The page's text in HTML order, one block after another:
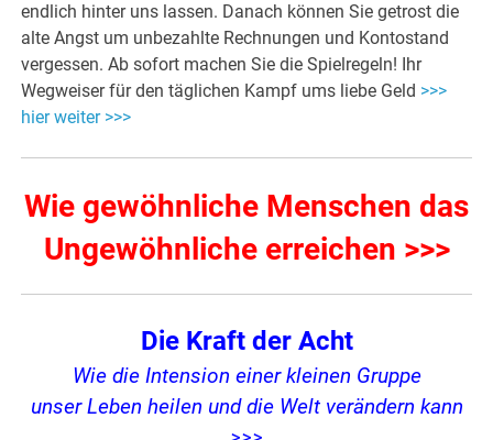
endlich hinter uns lassen. Danach können Sie getrost die
alte Angst um unbezahlte Rechnungen und Kontostand
vergessen. Ab sofort machen Sie die Spielregeln! Ihr
Wegweiser für den täglichen Kampf ums liebe Geld >>>
hier weiter >>>
Wie gewöhnliche Menschen das
Ungewöhnliche erreichen >>>
Die Kraft der Acht
Wie die Intension einer kleinen Gruppe
unser Leben heilen und die Welt verändern kann